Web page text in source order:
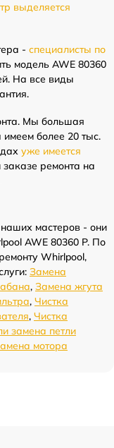
выделяется
- специалисты по
модель AWE 80360
На все виды
Мы большая
более 20 тыс.
уже имеется
ремонта на
мастеров - они
AWE 80360 P. По
Whirlpool,
Замена
, Замена жгута
, Чистка
, Чистка
замена петли
мотора